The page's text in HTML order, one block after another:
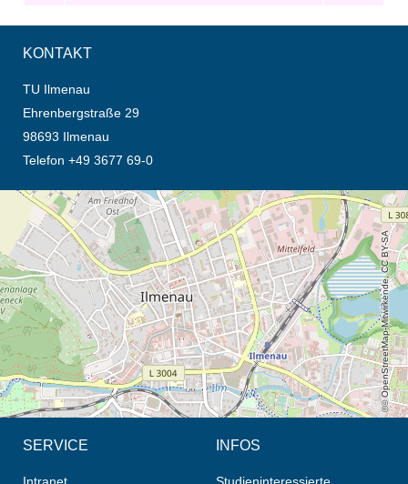
KONTAKT
TU Ilmenau
Ehrenbergstraße 29
98693 Ilmenau
Telefon +49 3677 69-0
Öffnet die Anfahrtsbeschreibung in neuem Tab (Karte)
© OpenStreetMap-Mitwirkende, CC BY-SA
SERVICE INFOS